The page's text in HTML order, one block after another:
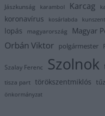
Jászkunság karambol Karcag
koronavírus kosárlabda
lopás magyarország Magyar
Orbán Viktor polgármester
Szalay Ferenc Szolnok
tisza part törökszentmiklós tűz
önkormányzat